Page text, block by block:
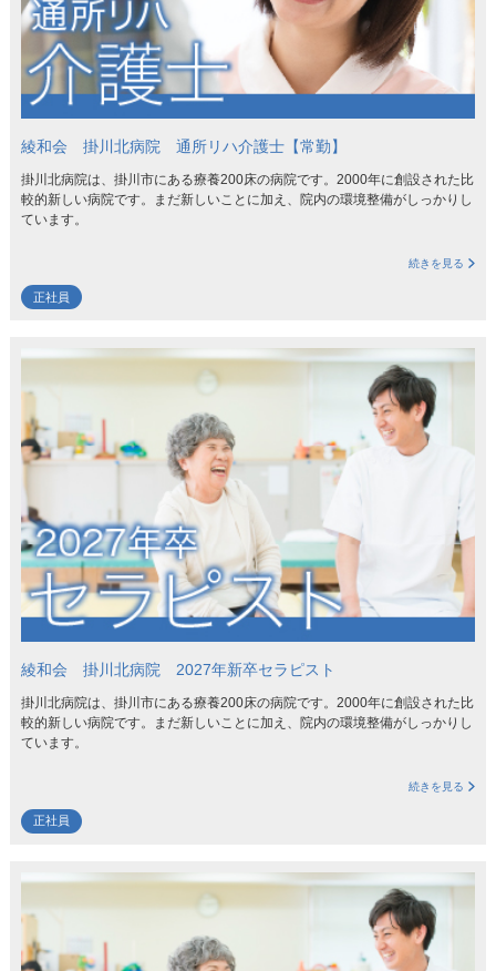
綾和会 掛川北病院 通所リハ介護士【常勤】
掛川北病院は、掛川市にある療養200床の病院です。2000年に創設された比
較的新しい病院です。まだ新しいことに加え、院内の環境整備がしっかりし
ています。
続きを見る
正社員
綾和会 掛川北病院 2027年新卒セラピスト
掛川北病院は、掛川市にある療養200床の病院です。2000年に創設された比
較的新しい病院です。まだ新しいことに加え、院内の環境整備がしっかりし
ています。
続きを見る
正社員